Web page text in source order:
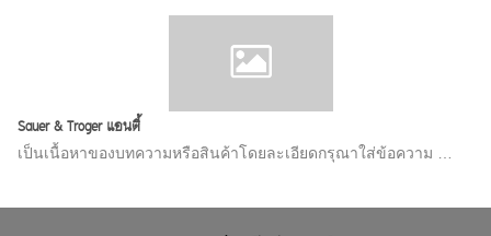
Sauer & Troger แอนตี้
เป็นเนื้อหาของบทความหรือสินค้าโดยละเอียดกรุณาใส่ข้อความ …